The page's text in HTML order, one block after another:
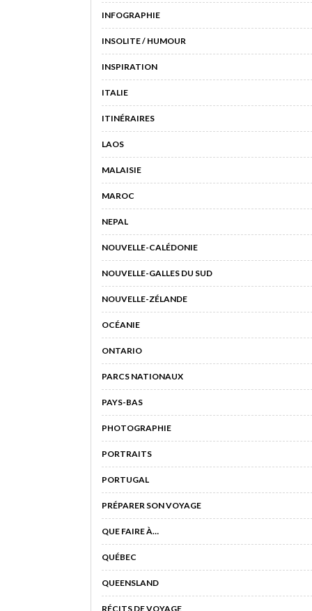
INFOGRAPHIE
INSOLITE / HUMOUR
INSPIRATION
ITALIE
ITINÉRAIRES
LAOS
MALAISIE
MAROC
NEPAL
NOUVELLE-CALÉDONIE
NOUVELLE-GALLES DU SUD
NOUVELLE-ZÉLANDE
OCÉANIE
ONTARIO
PARCS NATIONAUX
PAYS-BAS
PHOTOGRAPHIE
PORTRAITS
PORTUGAL
PRÉPARER SON VOYAGE
QUE FAIRE À…
QUÉBEC
QUEENSLAND
RÉCITS DE VOYAGE